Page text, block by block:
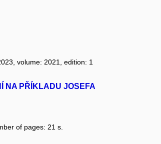
volume: 2021, edition: 1
NA PŘÍKLADU JOSEFA
of pages: 21 s.